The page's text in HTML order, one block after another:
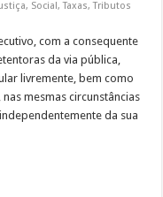
, Social,Taxas,Tributos
com a consequente
da via pública,
livremente, bem como
mesmas circunstâncias
da sua